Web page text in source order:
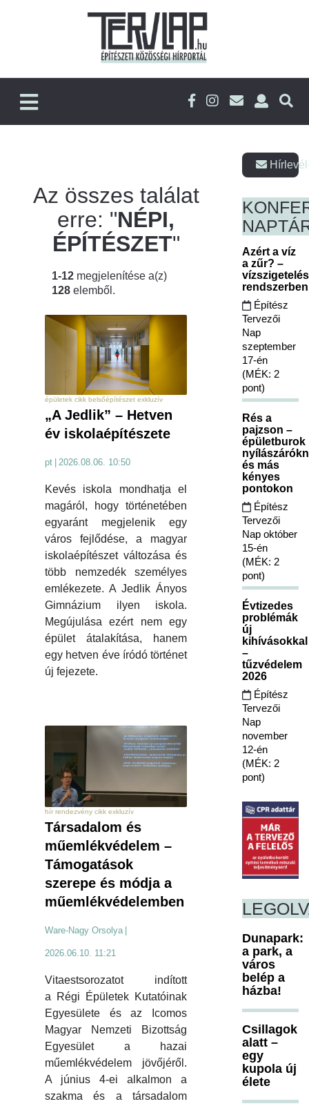
Az összes találat
erre: "NÉPI,
ÉPÍTÉSZET"
1-12 megjelenítése a(z)
128 elemből.
épületek cikk belsőépítészet exkluzív
„A Jedlik” – Hetven
év iskolaépítészete
pt | 2026.08.06. 10:50
Kevés iskola mondhatja el
magáról, hogy történetében
egyaránt megjelenik egy
város fejlődése, a magyar
iskolaépítészet változása és
több nemzedék személyes
emlékezete. A Jedlik Ányos
Gimnázium ilyen iskola.
Megújulása ezért nem egy
épület átalakítása, hanem
egy hetven éve íródó történet
új fejezete.
hír rendezvény cikk exkluzív
Társadalom és
műemlékvédelem –
Támogatások
szerepe és módja a
műemlékvédelemben
Ware-Nagy Orsolya
2026.06.10. 11:21
Vitaestsorozatot indított
a Régi Épületek Kutatóinak
Egyesülete és az Icomos
Magyar Nemzeti Bizottság
Egyesület a hazai
műemlékvédelem jövőjéről.
A június 4-ei alkalmon a
szakma és a társadalom
Azért a víz
a zűr? –
Építész
Tervezői
Nap
szeptember
17-én
(MÉK: 2
pont)
Rés a
pajzson –
épületburok
és más
kényes
pontokon
Építész
Tervezői
Nap október
15-én
(MÉK: 2
pont)
Évtizedes
problémák
új
kihívásokkal
–
tűzvédelem
2026
Építész
Tervezői
Nap
november
12-én
(MÉK: 2
pont)
Dunapark:
a park, a
város
belép a
házba!
Csillagok
alatt –
egy
kupola új
élete